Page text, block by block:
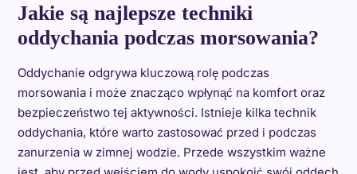
Jakie są najlepsze techniki
oddychania podczas morsowania?
Oddychanie odgrywa kluczową rolę podczas
morsowania i może znacząco wpłynąć na komfort oraz
bezpieczeństwo tej aktywności. Istnieje kilka technik
oddychania, które warto zastosować przed i podczas
zanurzenia w zimnej wodzie. Przede wszystkim ważne